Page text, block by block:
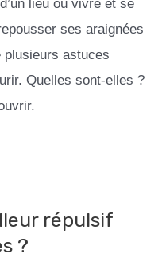
ses araignées
astuces
Quelles sont-elles ?
répulsif
?